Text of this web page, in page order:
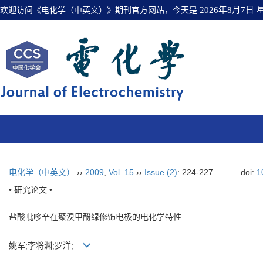
欢迎访问《电化学（中英文）》期刊官方网站，今天是 2026年8月7日
电化学（中英文） ›› 2009 Vol. 15 ›› Issue (2): 224-227. doi:
• 研究论文 •
盐酸吡哆辛在聚溴甲酚绿修饰电极的电化学特性
姚军;李将渊;罗洋;